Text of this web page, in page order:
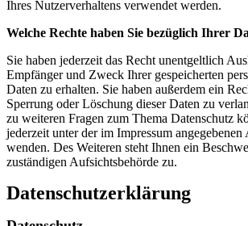
Ihres Nutzerverhaltens verwendet werden.
Welche Rechte haben Sie bezüglich Ihrer
Sie haben jederzeit das Recht unentgeltlich
Empfänger und Zweck Ihrer gespeicherten
Daten zu erhalten. Sie haben außerdem ein
Sperrung oder Löschung dieser Daten zu
zu weiteren Fragen zum Thema Datenschutz
jederzeit unter der im Impressum angegebenen
wenden. Des Weiteren steht Ihnen ein
zuständigen Aufsichtsbehörde zu.
Datenschutzerklärung